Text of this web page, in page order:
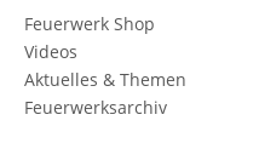
Feuerwerk Shop
Videos
Aktuelles & Themen
Feuerwerksarchiv